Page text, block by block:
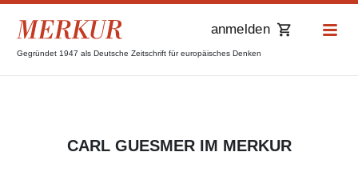
Gegründet 1947 als Deutsche Zeitschrift für europäisches Denken
anmelden
CARL GUESMER IM MERKUR